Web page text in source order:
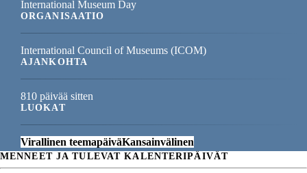
International Museum Day
ORGANISAATIO
International Council of Museums (ICOM)
AJANKOHTA
810 päivää sitten
LUOKAT
Virallinen teemapäiväKansainvälinen
MENNEET JA TULEVAT KALENTERIPÄIVÄT